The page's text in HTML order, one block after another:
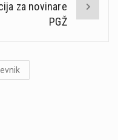
za novinare
PGŽ